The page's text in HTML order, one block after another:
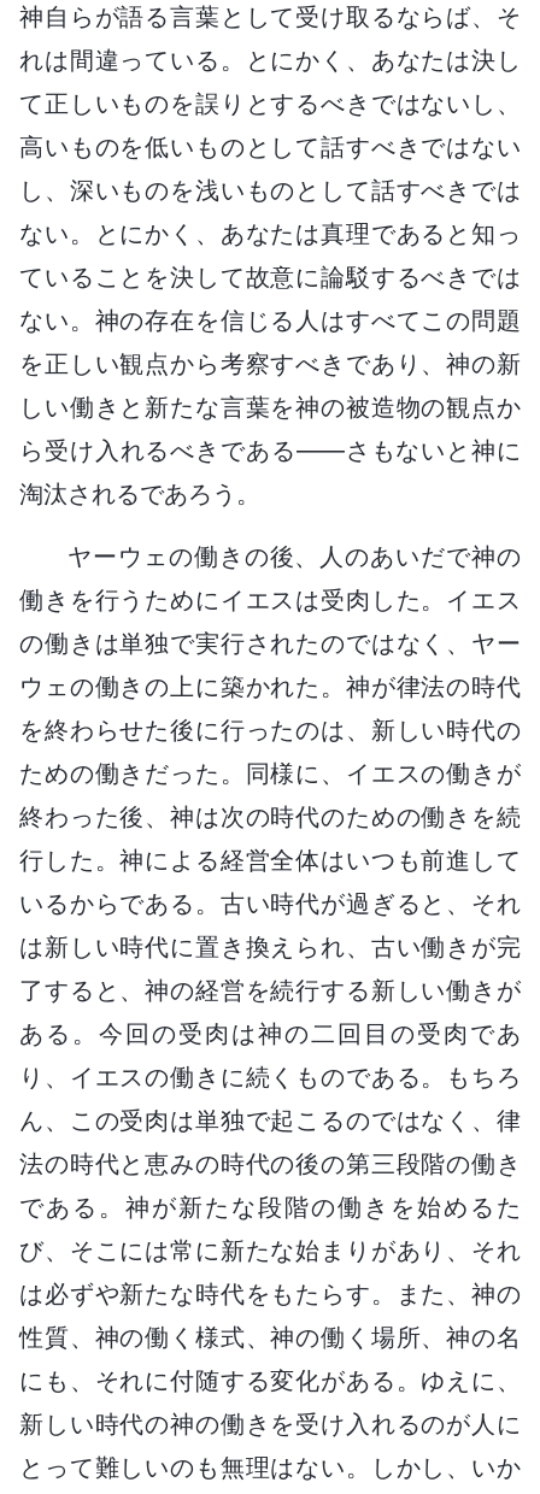
神自らが語る言葉として受け取るならば、そ
れは間違っている。とにかく、あなたは決し
て正しいものを誤りとするべきではないし、
高いものを低いものとして話すべきではない
し、深いものを浅いものとして話すべきでは
ない。とにかく、あなたは真理であると知っ
ていることを決して故意に論駁するべきでは
ない。神の存在を信じる人はすべてこの問題
を正しい観点から考察すべきであり、神の新
しい働きと新たな言葉を神の被造物の観点か
ら受け入れるべきである――さもないと神に
淘汰されるであろう。
ヤーウェの働きの後、人のあいだで神の
働きを行うためにイエスは受肉した。イエス
の働きは単独で実行されたのではなく、ヤー
ウェの働きの上に築かれた。神が律法の時代
を終わらせた後に行ったのは、新しい時代の
ための働きだった。同様に、イエスの働きが
終わった後、神は次の時代のための働きを続
行した。神による経営全体はいつも前進して
いるからである。古い時代が過ぎると、それ
は新しい時代に置き換えられ、古い働きが完
了すると、神の経営を続行する新しい働きが
ある。今回の受肉は神の二回目の受肉であ
り、イエスの働きに続くものである。もちろ
ん、この受肉は単独で起こるのではなく、律
法の時代と恵みの時代の後の第三段階の働き
である。神が新たな段階の働きを始めるた
び、そこには常に新たな始まりがあり、それ
は必ずや新たな時代をもたらす。また、神の
性質、神の働く様式、神の働く場所、神の名
にも、それに付随する変化がある。ゆえに、
新しい時代の神の働きを受け入れるのが人に
とって難しいのも無理はない。しかし、いか